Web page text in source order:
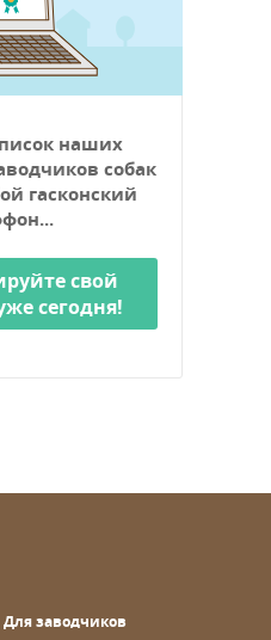
наших
собак
гасконский
свой
сегодня!
Для заводчиков